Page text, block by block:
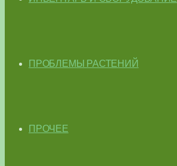
ПРОБЛЕМЫ РАСТЕНИЙ
ПРОЧЕЕ